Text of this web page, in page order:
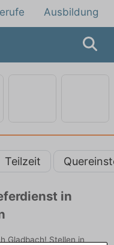
Ausbildung
Teilzeit
in
Gladbach! Stellen in